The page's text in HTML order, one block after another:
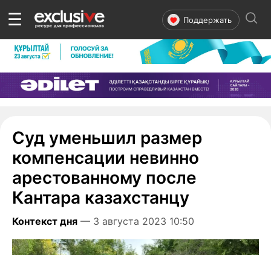
☰ Поддержать
Суд уменьшил размер
компенсации невинно
арестованному после
Кантара казахстанцу
Контекст дня — 3 августа 2023 10:50